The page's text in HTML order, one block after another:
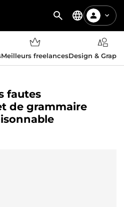
Meilleurs freelancesDesign &
fautes
de grammaire